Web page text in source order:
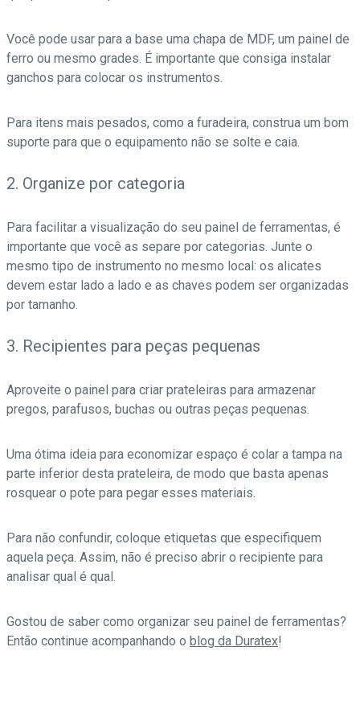
Você pode usar para a base uma chapa de MDF, um painel de
ferro ou mesmo grades. É importante que consiga instalar
ganchos para colocar os instrumentos.
Para itens mais pesados, como a furadeira, construa um bom
suporte para que o equipamento não se solte e caia.
2. Organize por categoria
Para facilitar a visualização do seu painel de ferramentas, é
importante que você as separe por categorias. Junte o
mesmo tipo de instrumento no mesmo local: os alicates
devem estar lado a lado e as chaves podem ser organizadas
por tamanho.
3. Recipientes para peças pequenas
Aproveite o painel para criar prateleiras para armazenar
pregos, parafusos, buchas ou outras peças pequenas.
Uma ótima ideia para economizar espaço é colar a tampa na
parte inferior desta prateleira, de modo que basta apenas
rosquear o pote para pegar esses materiais.
Para não confundir, coloque etiquetas que especifiquem
aquela peça. Assim, não é preciso abrir o recipiente para
analisar qual é qual.
Gostou de saber como organizar seu painel de ferramentas?
Então continue acompanhando o blog da Duratex!